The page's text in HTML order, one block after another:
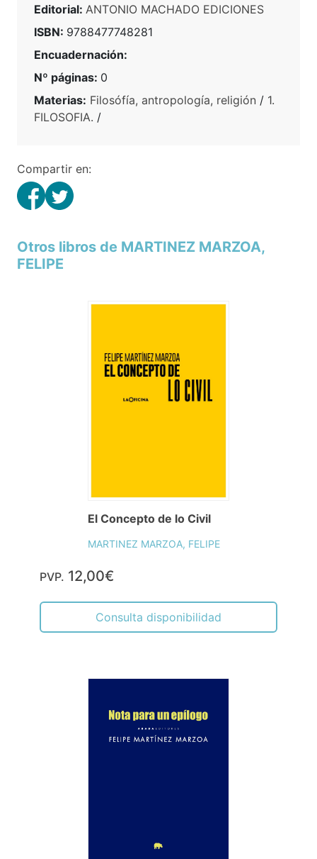
Editorial: ANTONIO MACHADO EDICIONES
ISBN: 9788477748281
Encuadernación:
Nº páginas: 0
Materias: Filosófía, antropología, religión / 1.
FILOSOFIA. /
Compartir en:
Otros libros de MARTINEZ MARZOA,
FELIPE
El Concepto de lo Civil
MARTINEZ MARZOA, FELIPE
PVP. 12,00€
Consulta disponibilidad